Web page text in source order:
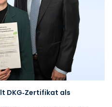
DKG‑Zertifikat als